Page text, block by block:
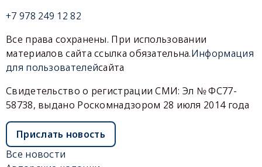
+7 978 249 12 82
Все права сохранены. При использовании
материалов сайта ссылка обязательна.Информация
для пользователейсайта
Свидетельство о регистрации СМИ: Эл № ФС77-
58738, выдано Роскомнадзором 28 июля 2014 года
Прислать новость
Все новости